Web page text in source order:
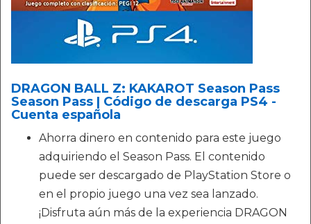
DRAGON BALL Z: KAKAROT Season Pass
Season Pass | Código de descarga PS4 -
Cuenta española
Ahorra dinero en contenido para este juego
adquiriendo el Season Pass. El contenido
puede ser descargado de PlayStation Store o
en el propio juego una vez sea lanzado.
¡Disfruta aún más de la experiencia DRAGON